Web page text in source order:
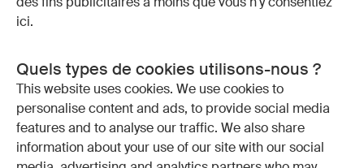
ici.
Quels types de cookies utilisons-nous ?
This website uses cookies. We use cookies to
personalise content and ads, to provide social media
features and to analyse our traffic. We also share
information about your use of our site with our social